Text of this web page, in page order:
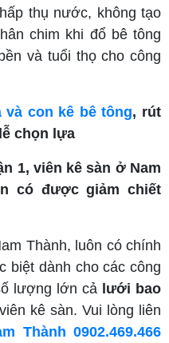
thụ nước, không tạo
chim khi đổ bê tông
và tuổi thọ cho công
và con kê bê tông, rút
chọn lựa
1, viên kê sàn ở Nam
có được giảm chiết
Thành, luôn có chính
biệt dành cho các công
lượng lớn cả lưới bao
kê sàn. Vui lòng liên
Thành 0902.469.466